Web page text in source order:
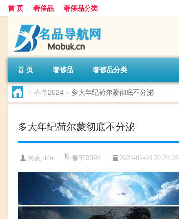
首 页 奢侈品 奢侈品分类
首 页 奢侈品 奢侈品分类
> 春节2024 > 多大年纪荷尔蒙彻底不分泌
多大年纪荷尔蒙彻底不分泌
网友:ddn 春节2024 2024-02-04 20:23:26